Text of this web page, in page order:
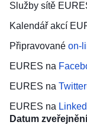
Služby sítě
Kalendář akcí
Připravované on-
EURES na
EURES na
EURES na
Datum zveřejnění